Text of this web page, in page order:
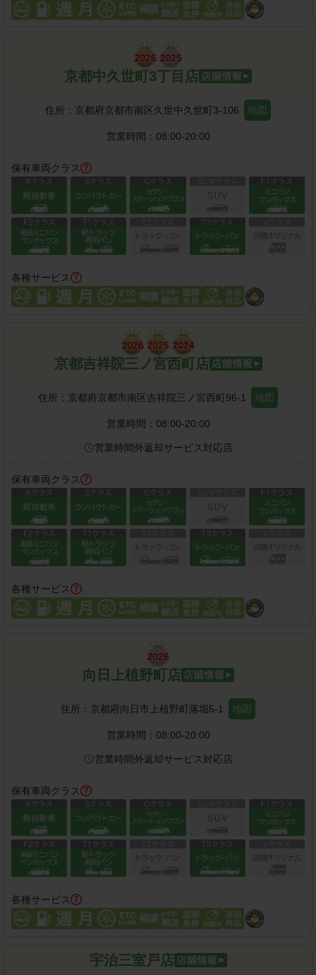
京都中久世町3丁目店
住所： 京都府京都市南区久世中久世町3-106 地図
営業時間： 08:00-20:00
保有車両クラス
各種サービス
京都吉祥院三ノ宮西町店
住所： 京都府京都市南区吉祥院三ノ宮西町96-1 地図
営業時間： 08:00-20:00
営業時間外返却サービス対応店
保有車両クラス
各種サービス
向日上植野町店
住所： 京都府向日市上植野町落堀5-1 地図
営業時間： 08:00-20:00
営業時間外返却サービス対応店
保有車両クラス
各種サービス
宇治三室戸店